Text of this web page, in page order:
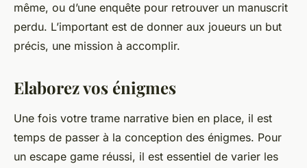
même, ou d’une enquête pour retrouver un manuscrit
perdu. L’important est de donner aux joueurs un but
précis, une mission à accomplir.
Elaborez vos énigmes
Une fois votre trame narrative bien en place, il est
temps de passer à la conception des énigmes. Pour
un escape game réussi, il est essentiel de varier les